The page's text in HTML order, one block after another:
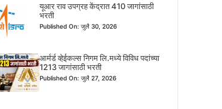
यूआर राव उपग्रह केंद्रात 410 जागांसाठी
भरती
Published On: जुलै 30, 2026
आर्मर्ड व्हेईकल्स निगम लि.मध्ये विविध पदांच्या
1213 जागांसाठी भरती
Published On: जुलै 27, 2026